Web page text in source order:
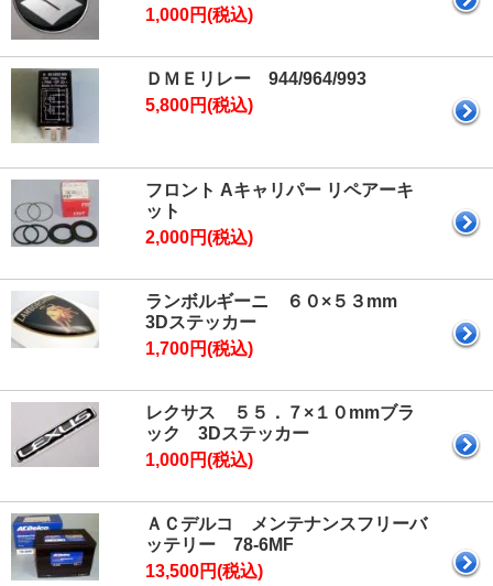
1,000円(税込)
ＤＭＥリレー 944/964/993
5,800円(税込)
フロント Aキャリパー リペアーキ
ット
2,000円(税込)
ランボルギーニ ６０×５３mm
3Dステッカー
1,700円(税込)
レクサス ５５．７×１０mmブラ
ック 3Dステッカー
1,000円(税込)
ＡＣデルコ メンテナンスフリーバ
ッテリー 78-6MF
13,500円(税込)